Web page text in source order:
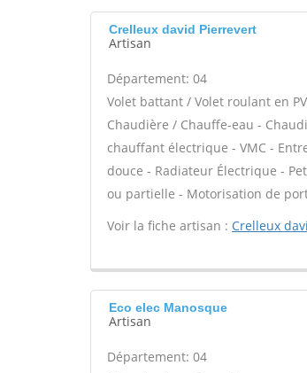
Crelleux david Pierrevert
Artisan
Département: 04
Volet battant / Volet roulant en
Chaudière / Chauffe-eau -
chauffant électrique - VMC -
douce - Radiateur Électrique -
ou partielle - Motorisation de
Voir la fiche artisan : Crelleux
Eco elec Manosque
Artisan
Département: 04